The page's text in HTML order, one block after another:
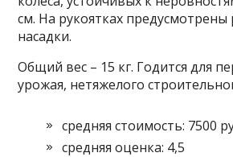
см. На рукоятках
насадки.
Общий вес – 15 кг. Годится для
урожая, нетяжелого
средняя стоимость: 7500
средняя оценка: 4,5